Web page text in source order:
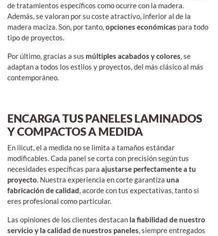
de tratamientos específicos como ocurre con la madera.
Además, se valoran por su coste atractivo, inferior al de la
madera maciza. Son, por tanto,opciones económicas para todo
tipo de proyectos.
Por último, gracias a sus múltiples acabados y colores, se
adaptan a todos los estilos y proyectos, del más clásico al más
contemporáneo.
ENCARGA TUS PANELES LAMINADOS
Y COMPACTOS A MEDIDA
En ilicut, el a medida no se limita a tamaños estándar
modificables. Cada panel se corta con precisión según tus
necesidades específicas para ajustarse perfectamente a tu
proyecto. Nuestra experiencia en corte garantiza una
fabricación de calidad, acorde con tus expectativas, tanto si
eres profesional como particular.
Las opiniones de los clientes destacan la fiabilidad de nuestro
servicio y la calidad de nuestros paneles, siempre entregados